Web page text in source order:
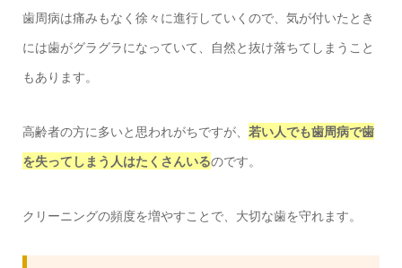
歯周病は痛みもなく徐々に進行していくので、気が付いたとき
には歯がグラグラになっていて、自然と抜け落ちてしまうこと
もあります。
高齢者の方に多いと思われがちですが、 若い人でも歯周病で歯
を失ってしまう人はたくさんいるのです。
クリーニングの頻度を増やすことで、大切な歯を守れます。